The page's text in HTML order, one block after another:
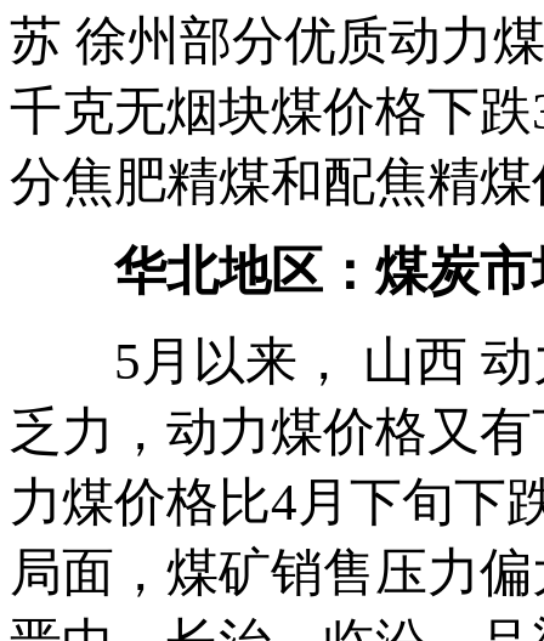
苏 徐州部分优质动力
千克无烟块煤价格下
分焦肥精煤和配焦精
华北地区：煤炭市
5月以来， 山西 动
乏力，动力煤价格又
力煤价格比4月下旬下
局面，煤矿销售压力